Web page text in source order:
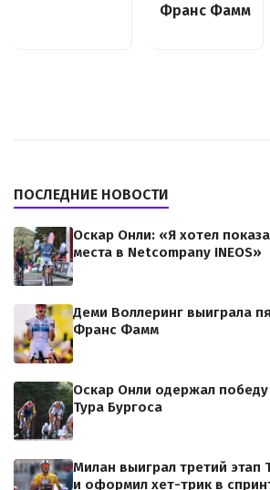
Франс Фамм
ПОСЛЕДНИЕ НОВОСТИ
Оскар Онли: «Я хотел
места в Netcompany INEOS»
Деми Воллеринг выиграла
Франс Фамм
Оскар Онли одержал
Тура Бургоса
Милан выиграл третий этап
и оформил хет-трик в